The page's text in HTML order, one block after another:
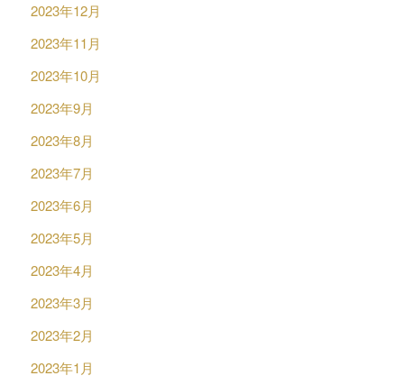
2023年12月
2023年11月
2023年10月
2023年9月
2023年8月
2023年7月
2023年6月
2023年5月
2023年4月
2023年3月
2023年2月
2023年1月